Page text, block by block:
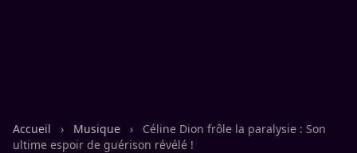
Accueil › Musique ›
Céline Dion frôle la paralysie : Son
ultime espoir de guérison révélé !